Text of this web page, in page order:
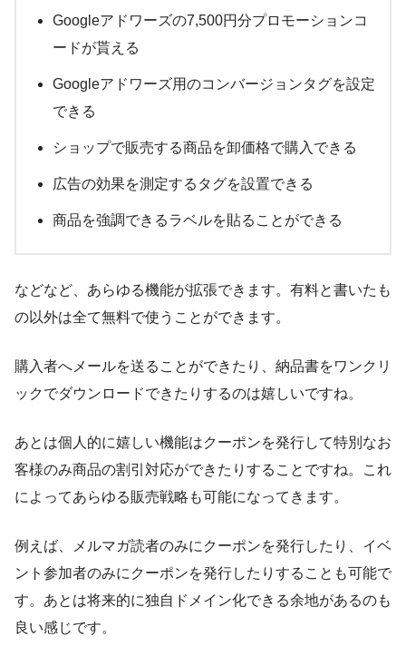
Googleアドワーズの7,500円分プロモーションコ
ードが貰える
Googleアドワーズ用のコンバージョンタグを設定
できる
ショップで販売する商品を卸価格で購入できる
広告の効果を測定するタグを設置できる
商品を強調できるラベルを貼ることができる
などなど、あらゆる機能が拡張できます。有料と書いたも
の以外は全て無料で使うことができます。
購入者へメールを送ることができたり、納品書をワンクリ
ックでダウンロードできたりするのは嬉しいですね。
あとは個人的に嬉しい機能はクーポンを発行して特別なお
客様のみ商品の割引対応ができたりすることですね。これ
によってあらゆる販売戦略も可能になってきます。
例えば、メルマガ読者のみにクーポンを発行したり、イベ
ント参加者のみにクーポンを発行したりすることも可能で
す。あとは将来的に独自ドメイン化できる余地があるのも
良い感じです。